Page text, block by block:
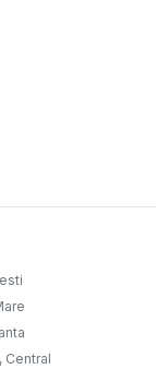
Central